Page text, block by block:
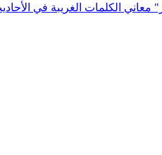
الكلمات الغريبة في